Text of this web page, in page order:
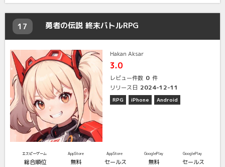
17 勇者の伝説 終末バトルRPG
Hakan Aksar
3.0
レビュー件数 0 件
リリース日 2024-12-11
RPG iPhone Android
エスピーゲーム
総合順位
AppStore
無料
AppStore
セールス
GooglePlay
無料
GooglePlay
セールス